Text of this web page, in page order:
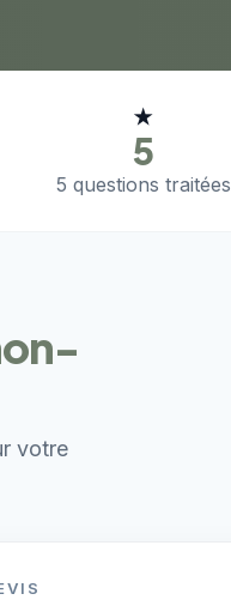
★
5
5 questions traitées
votre